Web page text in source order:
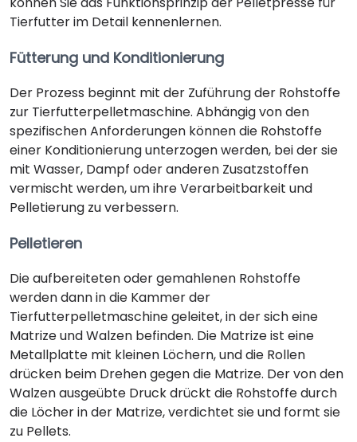
Tierfutter im Detail kennenlernen.
Fütterung und Konditionierung
Der Prozess beginnt mit der Zuführung der Rohstoffe
zur Tierfutterpelletmaschine. Abhängig von den
spezifischen Anforderungen können die Rohstoffe
einer Konditionierung unterzogen werden, bei der sie
mit Wasser, Dampf oder anderen Zusatzstoffen
vermischt werden, um ihre Verarbeitbarkeit und
Pelletierung zu verbessern.
Pelletieren
Die aufbereiteten oder gemahlenen Rohstoffe
werden dann in die Kammer der
Tierfutterpelletmaschine geleitet, in der sich eine
Matrize und Walzen befinden. Die Matrize ist eine
Metallplatte mit kleinen Löchern, und die Rollen
drücken beim Drehen gegen die Matrize. Der von den
Walzen ausgeübte Druck drückt die Rohstoffe durch
die Löcher in der Matrize, verdichtet sie und formt sie
zu Pellets.